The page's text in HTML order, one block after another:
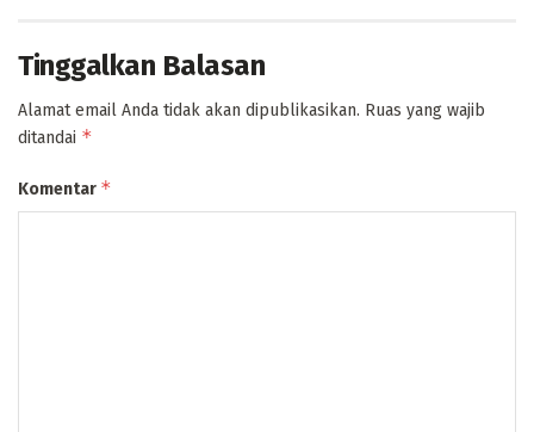
Tinggalkan Balasan
Alamat email Anda tidak akan dipublikasikan. Ruas yang wajib
ditandai *
Komentar *